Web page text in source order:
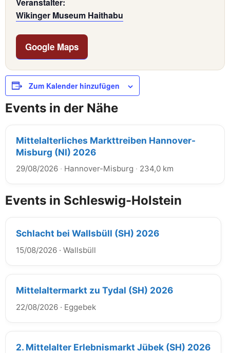
Wikinger Museum Haithabu
Google Maps
Zum Kalender hinzufügen
Events in der Nähe
Mittelalterliches Markttreiben Hannover-
Misburg (NI) 2026
29/08/2026 · Hannover-Misburg · 234,0 km
Events in Schleswig-Holstein
Schlacht bei Wallsbüll (SH) 2026
15/08/2026 · Wallsbüll
Mittelaltermarkt zu Tydal (SH) 2026
22/08/2026 · Eggebek
2. Mittelalter Erlebnismarkt Jübek (SH) 2026